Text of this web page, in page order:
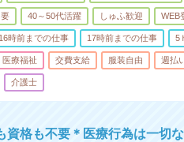
40～50代活躍 しゅふ歓迎 WEB
16時前までの仕事 17時前までの仕事 5
医療福祉 交費支給 服装自由 週払
介護士
格も不要＊医療行為は一切な